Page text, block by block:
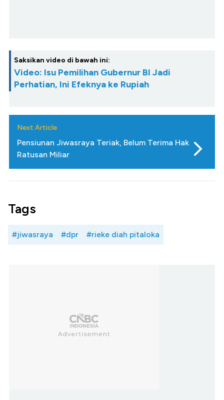
Saksikan video di bawah ini:
Video: Isu Pemilihan Gubernur BI Jadi
Perhatian, Ini Efeknya ke Rupiah
Next Article
Pensiunan Jiwasraya Teriak, Belum Terima Hak
Ratusan Miliar
Tags
#jiwasraya #dpr #rieke diah pitaloka